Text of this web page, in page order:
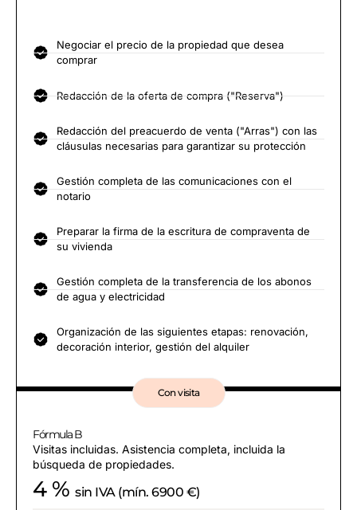
Negociar el precio de la propiedad que desea
comprar
Redacción de la oferta de compra ("Reserva")
Redacción del preacuerdo de venta ("Arras") con las
cláusulas necesarias para garantizar su protección
Gestión completa de las comunicaciones con el
notario
Preparar la firma de la escritura de compraventa de
su vivienda
Gestión completa de la transferencia de los abonos
de agua y electricidad
Organización de las siguientes etapas: renovación,
decoración interior, gestión del alquiler
Con visita
Fórmula B
Visitas incluidas. Asistencia completa, incluida la
búsqueda de propiedades.
4 % sin IVA (mín. 6900 €)